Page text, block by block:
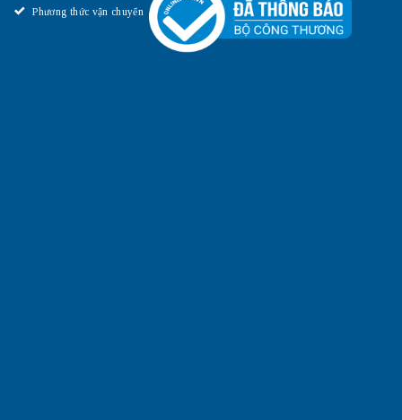
Phương thức vận chuyển